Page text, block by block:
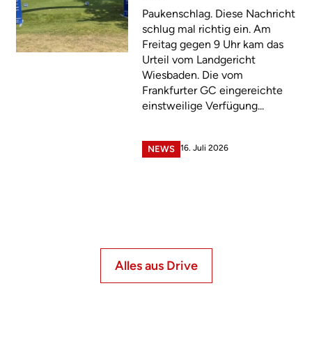
Paukenschlag. Diese Nachricht
schlug mal richtig ein. Am
Freitag gegen 9 Uhr kam das
Urteil vom Landgericht
Wiesbaden. Die vom
Frankfurter GC eingereichte
einstweilige Verfügung...
NEWS 16. Juli 2026
Alles aus Drive